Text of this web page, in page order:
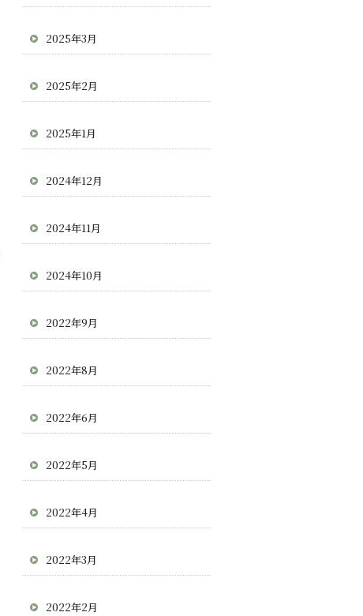
2025年3月
2025年2月
2025年1月
2024年12月
2024年11月
2024年10月
2022年9月
2022年8月
2022年6月
2022年5月
2022年4月
2022年3月
2022年2月